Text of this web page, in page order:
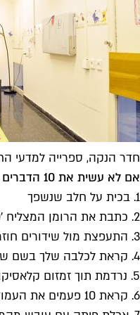
חדר הנקה, ספרייה למדעי
אם לא עשית את 10 הדברים האלו בחופשת הלידה, לא יצאת ידי חובתך
1. בכית על חלב שנשפך
2. כתבת את הרומן המצליח '50 גוונים של קקי', אחרי מחקר ממושך בנושא ב-google
3. התעפצת מול שידורים חוזרים של 'כולם אוהבים את ריימונד' ב-4 לפנות בוקר
4. קראת לכלבה שלך בשם של התינוקת ולתינוקת בשם של הכלבה ('ממי אתה יכול להחליף לבירה חיתול?', 'ארצה רומי! ארצה!')
5. נרדמת תוך זמזום קלאסיקות של בייבי מוצארט
6. קראת 10 פעמים את העמוד הראשון של רב המכר שקנית ואת עדיין מחכה במתח לקרוא את העמוד השני